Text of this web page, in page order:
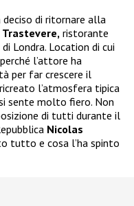
deciso di ritornare alla
Trastevere,ristorante
di Londra. Location di cui
l’attore ha
per far crescere il
l’atmosfera tipica
sente molto fiero. Non
di tutti durante il
Nicolas
tutto e cosa l’ha spinto